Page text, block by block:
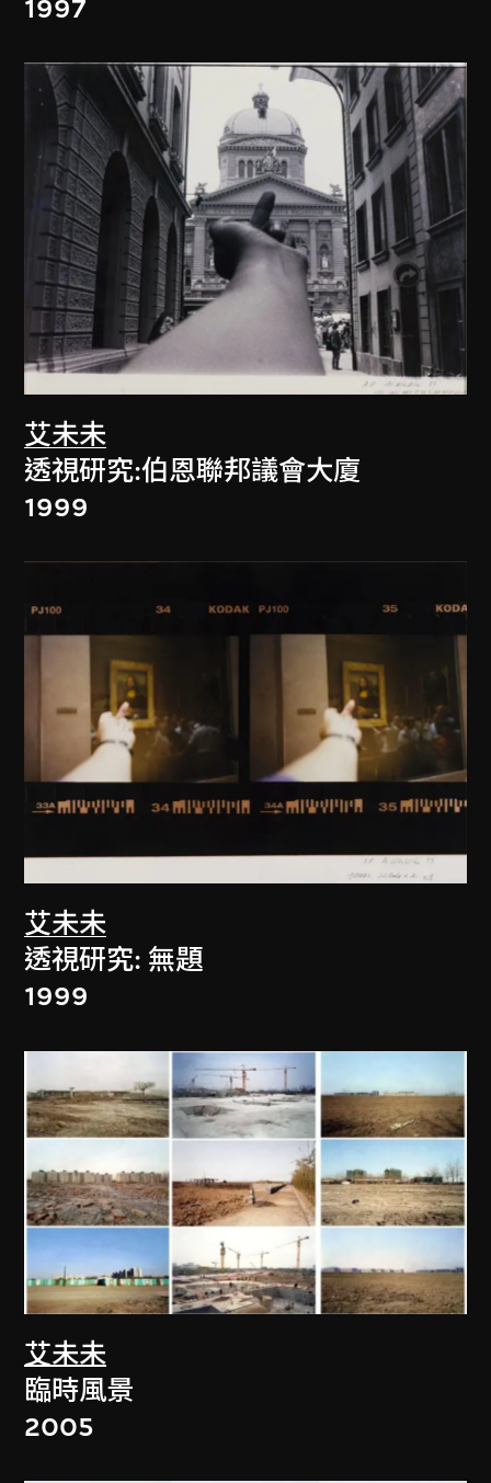
1997
艾未未
透視研究:伯恩聯邦議會大廈
1999
艾未未
透視研究: 無題
1999
艾未未
臨時風景
2005